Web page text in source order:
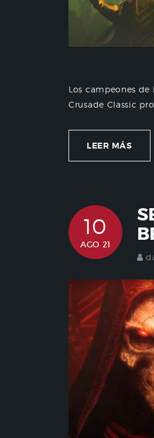
Los campeones
Crusade Classic
LEER MÁS
10
AGO 21